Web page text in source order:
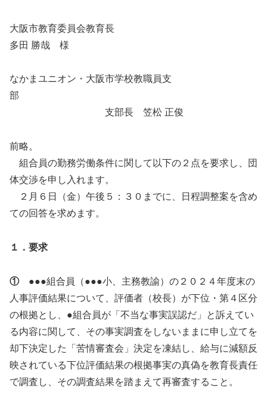
大阪市教育委員会教育長
多田 勝哉 様
なかまユニオン・大阪市学校教職員支
部
支部長 笠松 正俊
前略。
組合員の勤務労働条件に関して以下の２点を要求し、団
体交渉を申し入れます。
２月６日（金）午後５：３０までに、日程調整案を含め
ての回答を求めます。
１．要求
①●●●組合員（●●●小、主務教諭）の２０２４年度末の
人事評価結果について、評価者（校長）が下位・第４区分
の根拠とし、●組合員が「不当な事実誤認だ」と訴えてい
る内容に関して、その事実調査をしないままに申し立てを
却下決定した「苦情審査会」決定を凍結し、給与に減額反
映されている下位評価結果の根拠事実の真偽を教育長責任
で調査し、その調査結果を踏まえて再審査すること。